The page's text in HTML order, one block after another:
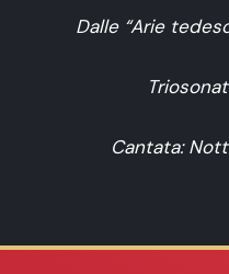
Dalle “Arie
Cantata: